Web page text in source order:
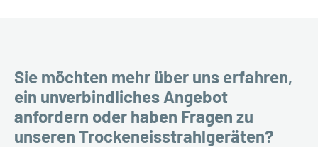
Sie möchten mehr über uns erfahren,
ein unverbindliches Angebot
anfordern oder haben Fragen zu
unseren Trockeneisstrahlgeräten?